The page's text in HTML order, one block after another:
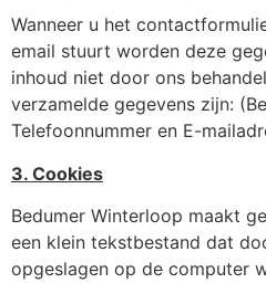
Wanneer u het
email stuurt worden deze
inhoud niet door ons
verzamelde gegevens zijn:
Telefoonnummer en E-
3. Cookies
Bedumer Winterloop maakt
een klein tekstbestand dat
opgeslagen op de computer